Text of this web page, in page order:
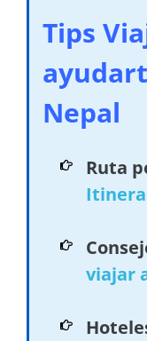
Tips
Nepal
Ruta
viajar